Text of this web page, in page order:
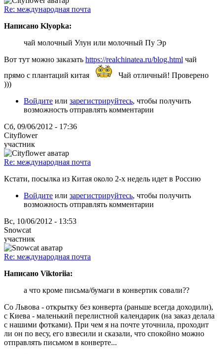
Re: международная почта
Написано Klyopka:
чай молочный Улун или молочный Пу Эр
Вот тут можно заказать https://realchinatea.ru/blog.html чай
прямо с плантаций китая
Чай отличный! Проверено
)))
Войдите или зарегистрируйтесь, чтобы получить
возможность отправлять комментарии
Сб, 09/06/2012 - 17:36
Cityflower
участник
Re: международная почта
Кстати, посылка из Китая около 2-х недель идет в Россию
Войдите или зарегистрируйтесь, чтобы получить
возможность отправлять комментарии
Вс, 10/06/2012 - 13:53
Snowcat
участник
Re: международная почта
Написано Viktoriia:
а что кроме письма/бумаги в конвертик совали??
Со Львова - открытку без конверта (раньше всегда доходили),
с Киева - маленький перелистной календарик (на заказ делала
с нашими фотками). При чем я на почте уточнила, проходит
ли он по весу, его взвесили и сказали, что спокойно можно
отправлять письмом в конверте...